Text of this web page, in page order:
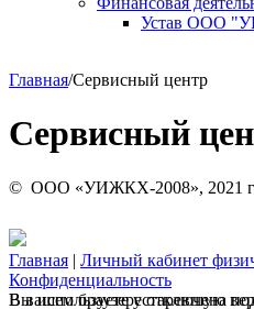
Устав ООО
Главная/Сервисный центр
Сервисный
© ООО «УИЖКХ-
Главная | Личный кабинет
Конфиденциальность
В вашем браузере отключена
Вы используете устаревшую